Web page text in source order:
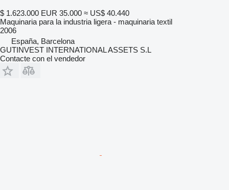
$ 1.623.000 EUR 35.000 ≈ US$ 40.440
Maquinaria para la industria ligera - maquinaria textil
2006
España, Barcelona
GUTINVEST INTERNATIONAL ASSETS S.L
Contacte con el vendedor